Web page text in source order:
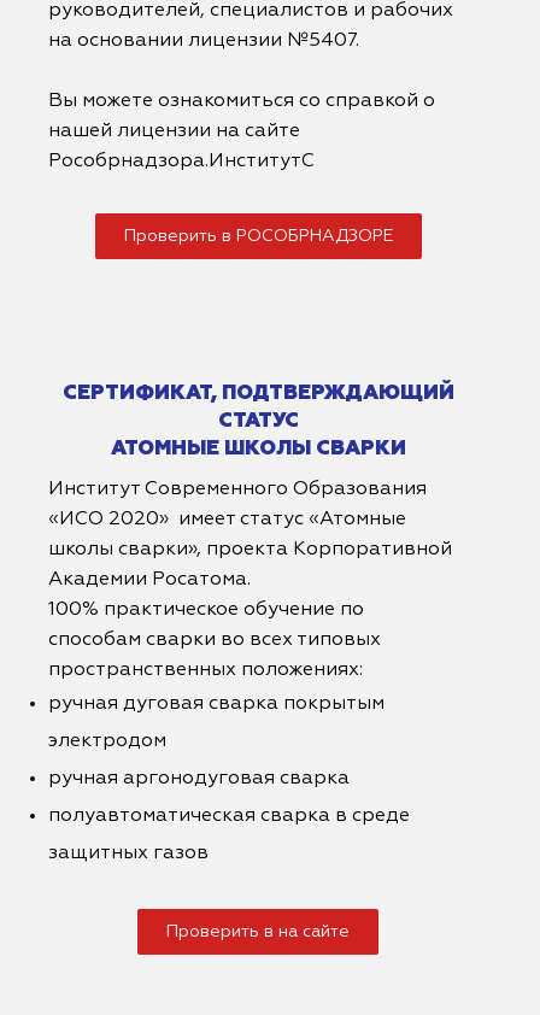
руководителей, специалистов и рабочих
на основании лицензии №5407.
Вы можете ознакомиться со справкой о
нашей лицензии на сайте
Рособрнадзора.ИнститутС
Проверить в РОСОБРНАДЗОРЕ
СЕРТИФИКАТ, ПОДТВЕРЖДАЮЩИЙ
СТАТУС
АТОМНЫЕ ШКОЛЫ СВАРКИ
Институт Современного Образования
«ИСО 2020» имеет статус «Атомные
школы сварки», проекта Корпоративной
Академии Росатома.
100% практическое обучение по
способам сварки во всех типовых
пространственных положениях:
ручная дуговая сварка покрытым
электродом
ручная аргонодуговая сварка
полуавтоматическая сварка в среде
защитных газов
Проверить в на сайте